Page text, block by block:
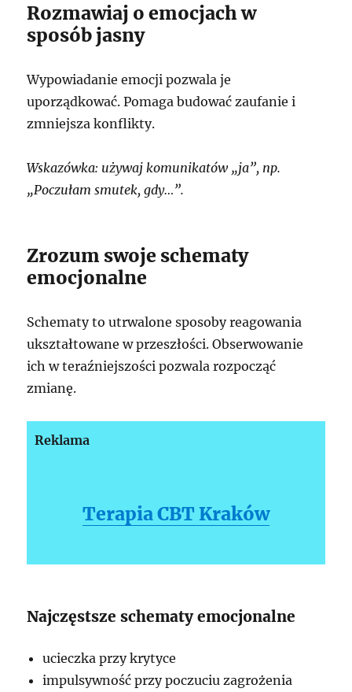
Rozmawiaj o emocjach w
sposób jasny
Wypowiadanie emocji pozwala je
uporządkować. Pomaga budować zaufanie i
zmniejsza konflikty.
Wskazówka: używaj komunikatów „ja”, np.
„Poczułam smutek, gdy…”.
Zrozum swoje schematy
emocjonalne
Schematy to utrwalone sposoby reagowania
ukształtowane w przeszłości. Obserwowanie
ich w teraźniejszości pozwala rozpocząć
zmianę.
Reklama
Terapia CBT Kraków
Najczęstsze schematy emocjonalne
ucieczka przy krytyce
impulsywność przy poczuciu zagrożenia